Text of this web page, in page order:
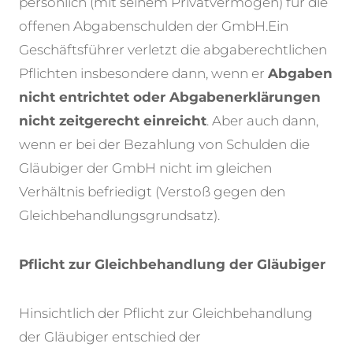
offenen Abgabenschulden der GmbH.Ein
Geschäftsführer verletzt die abgaberechtlichen
Pflichten insbesondere dann, wenn er Abgaben
nicht entrichtet oder Abgabenerklärungen
nicht zeitgerecht einreicht. Aber auch dann,
wenn er bei der Bezahlung von Schulden die
Gläubiger der GmbH nicht im gleichen
Verhältnis befriedigt (Verstoß gegen den
Gleichbehandlungsgrundsatz).
Pflicht zur Gleichbehandlung der Gläubiger
Hinsichtlich der Pflicht zur Gleichbehandlung
der Gläubiger entschied der